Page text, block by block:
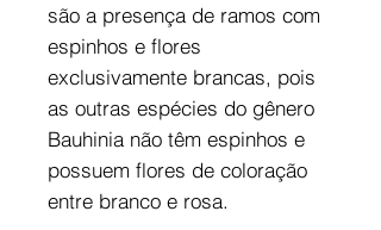
são a presença de ramos com
espinhos e flores
exclusivamente brancas, pois
as outras espécies do gênero
Bauhinia não têm espinhos e
possuem flores de coloração
entre branco e rosa.